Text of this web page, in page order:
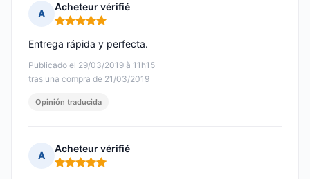
A
Acheteur vérifié
Nota: 5 de 5
Publicado el 29/03/2019 à 11h15
tras una compra de 21/03/2019
Entrega rápida y perfecta.
Opinión traducida
A
Acheteur vérifié
Nota: 5 de 5